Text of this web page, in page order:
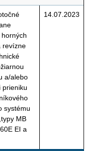
revízne
a/alebo
prieniku
systému
MB
EI a
14.07.2023